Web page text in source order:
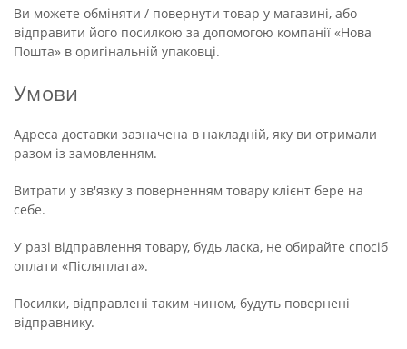
Ви можете обміняти / повернути товар у магазині, або
відправити його посилкою за допомогою компанії «Нова
Пошта» в оригінальній упаковці.
Умови
Адреса доставки зазначена в накладній, яку ви отримали
разом із замовленням.
Витрати у зв'язку з поверненням товару клієнт бере на
себе.
У разі відправлення товару, будь ласка, не обирайте спосіб
оплати «Післяплата».
Посилки, відправлені таким чином, будуть повернені
відправнику.